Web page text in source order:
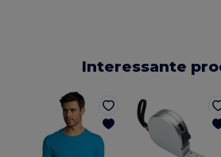
Interessante